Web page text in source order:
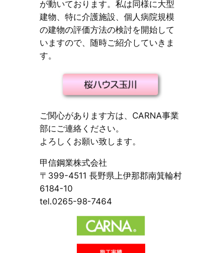
が動いております。私は同様に大型
建物、特に介護施設、個人病院規模
の建物の評価方法の検討を開始して
いますので、随時ご紹介していきま
す。
ご関心があります方は、CARNA事業
部にご連絡ください。
よろしくお願い致します。
甲信鋼業株式会社
〒399-4511 長野県上伊那郡南箕輪村
6184-10
tel.0265-98-7464